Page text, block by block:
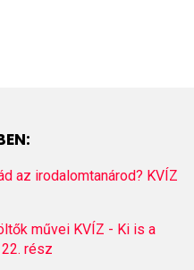
az irodalomtanárod? KVÍZ
művei KVÍZ - Ki is a
rész